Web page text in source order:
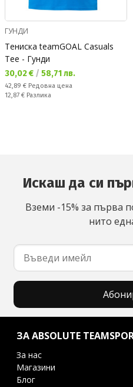
ГУНДИ
Тениска teamGOAL Casuals
Tee - Гунди
Текуща цена:
30,02 € / 58,71 лв.
Редовна цена:
42,89 € Редовна цена
Спестявате:
12,87 € Разлика
Искаш да си
Вземи -15% за първа
нито
ЗА ABSOLUTE
За нас
Магазини
Блог